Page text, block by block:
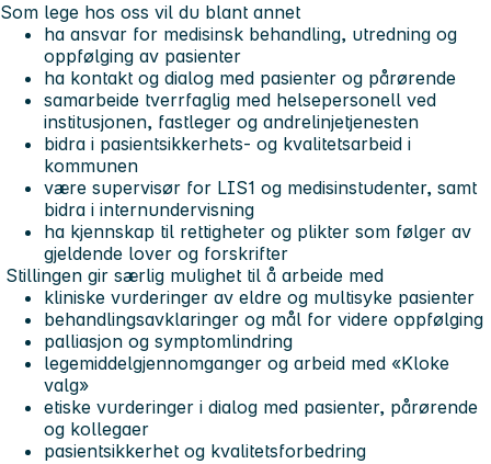
Som lege hos oss vil du blant annet
ha ansvar for medisinsk behandling, utredning og
oppfølging av pasienter
ha kontakt og dialog med pasienter og pårørende
samarbeide tverrfaglig med helsepersonell ved
institusjonen, fastleger og andrelinjetjenesten
bidra i pasientsikkerhets- og kvalitetsarbeid i
kommunen
være supervisør for LIS1 og medisinstudenter, samt
bidra i internundervisning
ha kjennskap til rettigheter og plikter som følger av
gjeldende lover og forskrifter
Stillingen gir særlig mulighet til å arbeide med
kliniske vurderinger av eldre og multisyke pasienter
behandlingsavklaringer og mål for videre oppfølging
palliasjon og symptomlindring
legemiddelgjennomganger og arbeid med «Kloke
valg»
etiske vurderinger i dialog med pasienter, pårørende
og kollegaer
pasientsikkerhet og kvalitetsforbedring